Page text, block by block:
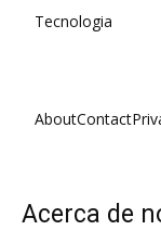
Tecnologia
AboutContact
Acerca de